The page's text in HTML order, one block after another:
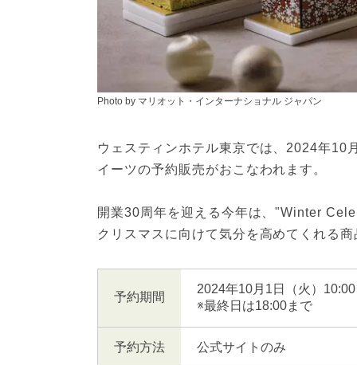
Photo by マリオット・インターナショナル ジャパン
ウェスティンホテル東京では、2024年10
イーツの予約販売がおこなわれます。
開業30周年を迎える今年は、"Winter
クリスマスに向けて気分を高めてくれる
予約期間
2024年10月1日（火）
※最終日は18:00まで
予約方法 公式サイトのみ